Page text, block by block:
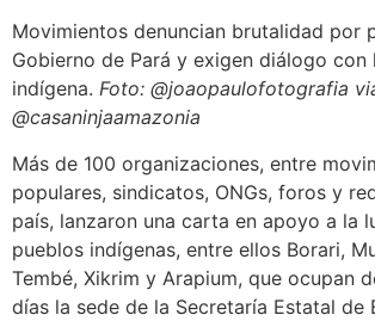
Movimientos denuncian brutalidad por
Gobierno de Pará y exigen diálogo
indígena. Foto: @joaopaulofotografia
@casaninjaamazonia
Más de 100 organizaciones, entre
populares, sindicatos, ONGs, foros y
país, lanzaron una carta en apoyo a la
pueblos indígenas, entre ellos Borari,
Tembé, Xikrim y Arapium, que ocupan
días la sede de la Secretaría Estatal de